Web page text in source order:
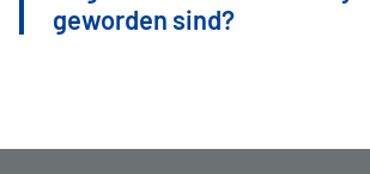
geworden sind?